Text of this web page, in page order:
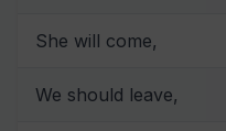
She will come,
We should leave,